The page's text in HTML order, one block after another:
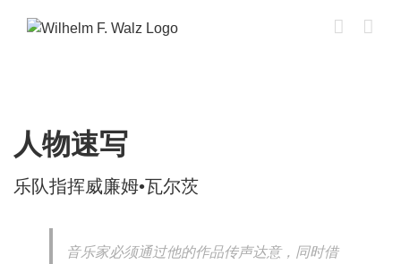
人物速写
乐队指挥威廉姆•瓦尔茨
音乐家必须通过他的作品传声达意，同时借